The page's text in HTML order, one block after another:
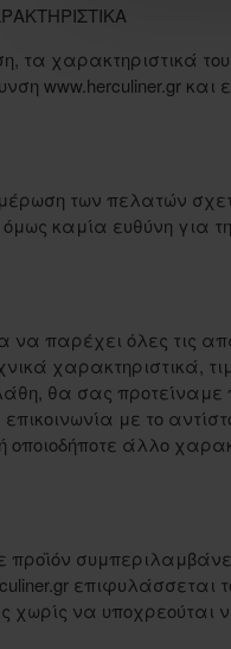
τα χαρακτηριστικά
www.herculiner.gr και
των πελατών
καμία ευθύνη για
να παρέχει όλες τις
χαρακτηριστικά,
θα σας προτείναμε
με το
οποιοδήποτε άλλο
επιφυλάσσεται
χωρίς να υποχρεούται